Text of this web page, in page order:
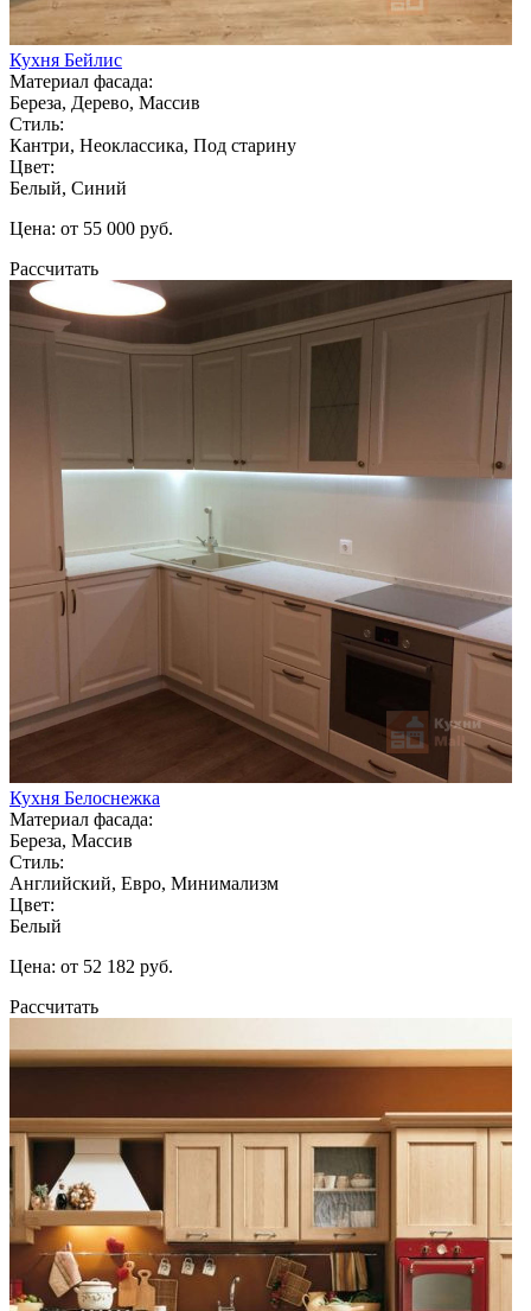
Кухня Бейлис
Материал фасада:
Береза, Дерево, Массив
Стиль:
Кантри, Неоклассика, Под старину
Цвет:
Белый, Синий
Цена: от 55 000 руб.
Рассчитать
Кухня Белоснежка
Материал фасада:
Береза, Массив
Стиль:
Английский, Евро, Минимализм
Цвет:
Белый
Цена: от 52 182 руб.
Рассчитать